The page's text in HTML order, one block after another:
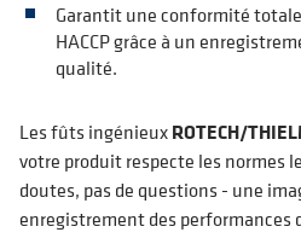
Garantit une conformité
HACCP grâce à un
qualité.
Les fûts ingénieuxROTECH/
votre produit respecte les normes
doutes, pas de questions - une
enregistrement des performances